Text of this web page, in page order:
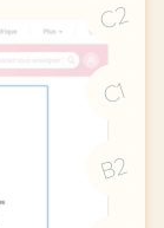
C2
C1
B2